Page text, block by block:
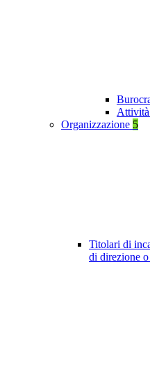
Attività
Organizzazione 5
Titolari di
di direzione